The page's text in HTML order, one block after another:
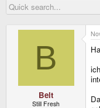
r
e
a
r
d
t
e
B
Belt
Still Fresh